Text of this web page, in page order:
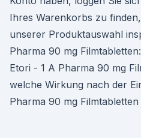
Ihres Warenkorbs zu
unserer Produktauswahl
Pharma 90 mg
Etori - 1 A Pharma 90 mg
welche Wirkung nach der
Pharma 90 mg Filmtabletten